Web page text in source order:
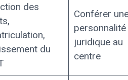
des
du
Conférer
personnalité
juridique au
centre